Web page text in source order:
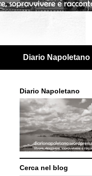
Diario Napoletano
Diario Napoletano
Cerca nel blog